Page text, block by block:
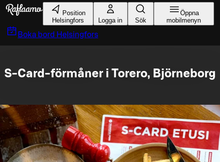
Gå till huvudinnehållet
Position
Helsingfors
Logga in Sök
Öppna
mobilmenyn
Boka bord Helsingfors
S-Card-förmåner i Torero, Björneborg